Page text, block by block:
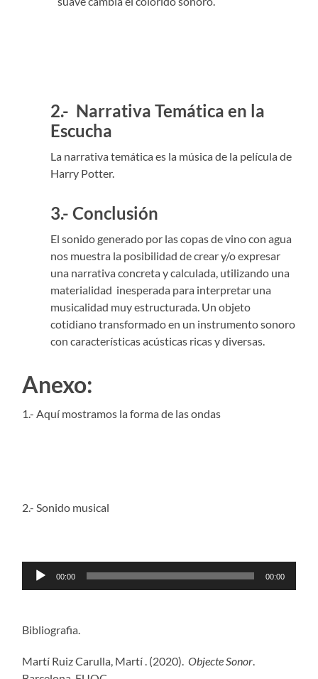
2.- Narrativa Temática en la
Escucha
La narrativa temática es la música de la película de
Harry Potter.
3.- Conclusión
El sonido generado por las copas de vino con agua
nos muestra la posibilidad de crear y/o expresar
una narrativa concreta y calculada, utilizando una
materialidad inesperada para interpretar una
musicalidad muy estructurada. Un objeto
cotidiano transformado en un instrumento sonoro
con características acústicas ricas y diversas.
Anexo:
1.- Aquí mostramos la forma de las ondas
2.- Sonido musical
Reproductor
audio
00:00 00:00
Bibliografia.
Martí Ruiz Carulla, Martí . (2020). Objecte Sonor.